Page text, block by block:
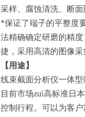
采样、腐蚀清洗、断
*保证了端子的平整度
法精确确定研磨的精
捷，采用高清的图像
【用途】
线束截面分析仪一体
目前市场zuì高标准日
控制行程。可以为客